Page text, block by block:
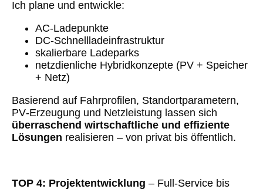
Ich plane und entwickle:
AC‑Ladepunkte
DC‑Schnellladeinfrastruktur
skalierbare Ladeparks
netzdienliche Hybridkonzepte (PV + Speicher
+ Netz)
Basierend auf Fahrprofilen, Standortparametern,
PV‑Erzeugung und Netzleistung lassen sich
überraschend wirtschaftliche und effiziente
Lösungen realisieren – von privat bis öffentlich.
TOP 4: Projektentwicklung – Full‑Service bis